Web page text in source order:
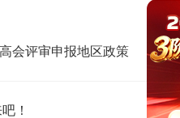
会评审申报地区政策
！